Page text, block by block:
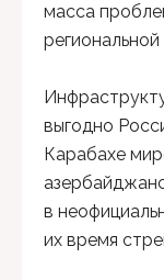
масса
выгодно
Карабахе
в
их время